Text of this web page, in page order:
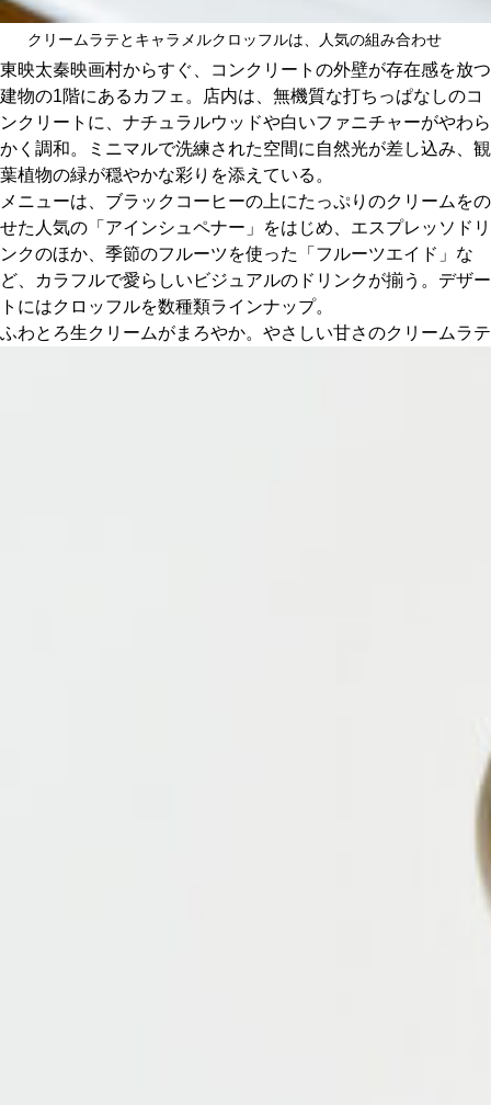
関西で開催。
おすすめの展覧会
おすすめの映画
誠光社で選びました。
おすすめの本
紹介します。
おすすめのイベント
クリームラテとキャラメルクロッフルは、人気の組み合わせ
東映太秦映画村からすぐ、コンクリートの外壁が存在感を放つ
建物の1階にあるカフェ。店内は、無機質な打ちっぱなしのコ
ンクリートに、ナチュラルウッドや白いファニチャーがやわら
かく調和。ミニマルで洗練された空間に自然光が差し込み、観
葉植物の緑が穏やかな彩りを添えている。
メニューは、ブラックコーヒーの上にたっぷりのクリームをの
せた人気の「アインシュペナー」をはじめ、エスプレッソドリ
ンクのほか、季節のフルーツを使った「フルーツエイド」な
ど、カラフルで愛らしいビジュアルのドリンクが揃う。デザー
トにはクロッフルを数種類ラインナップ。
ふわとろ生クリームがまろやか。やさしい甘さのクリームラテ